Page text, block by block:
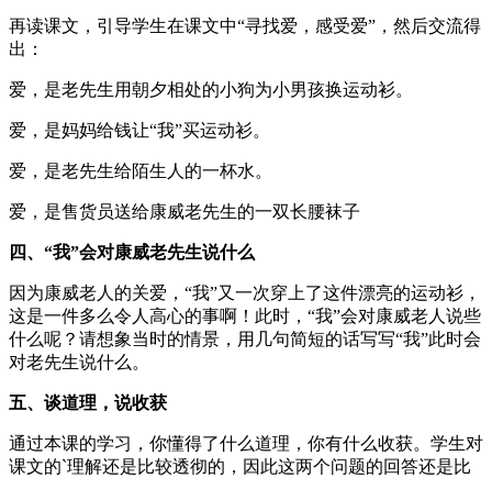
再读课文，引导学生在课文中“寻找爱，感受爱”，然后交流得
出：
爱，是老先生用朝夕相处的小狗为小男孩换运动衫。
爱，是妈妈给钱让“我”买运动衫。
爱，是老先生给陌生人的一杯水。
爱，是售货员送给康威老先生的一双长腰袜子
四、“我”会对康威老先生说什么
因为康威老人的关爱，“我”又一次穿上了这件漂亮的运动衫，
这是一件多么令人高心的事啊！此时，“我”会对康威老人说些
什么呢？请想象当时的情景，用几句简短的话写写“我”此时会
对老先生说什么。
五、谈道理，说收获
通过本课的学习，你懂得了什么道理，你有什么收获。学生对
课文的`理解还是比较透彻的，因此这两个问题的回答还是比